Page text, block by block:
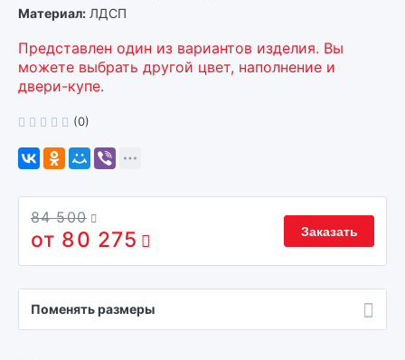
Материал ЛДСП
Представлен один из вариантов изделия. Вы
можете выбрать другой цвет, наполнение и
двери-купе.
(0)
84 500
80 275 Заказать
Поменять размеры